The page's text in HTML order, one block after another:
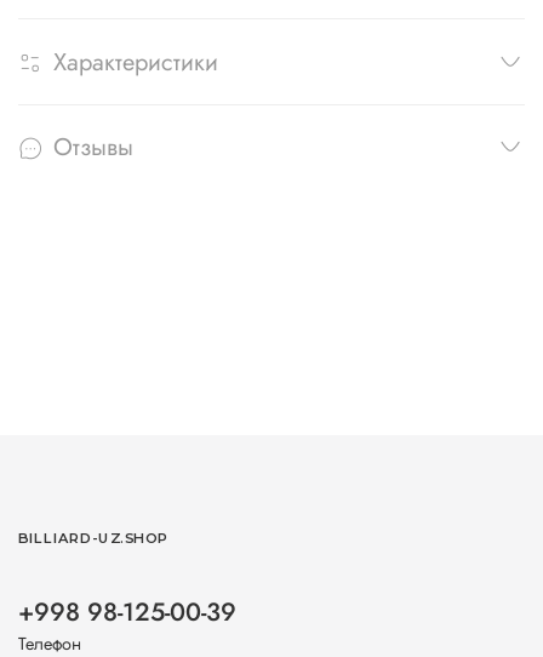
Характеристики
Отзывы
BILLIARD-UZ.SHOP
+998 98-125-00-39
Телефон